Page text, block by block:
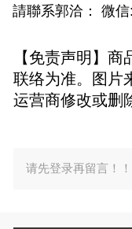
請聯系郭洽： 微
【免责声明】
联络为准。图片
运营商修改或删
请先登录再留言！！